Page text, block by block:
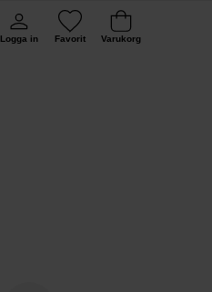
Logga in Favorit Varukorg